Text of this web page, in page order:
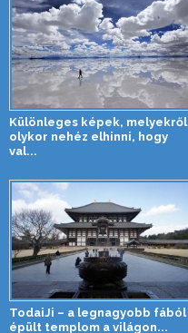
Különleges képek, melyekről
olykor nehéz elhinni, hogy
val...
TodaiJi – a legnagyobb fából
épült templom a világon...